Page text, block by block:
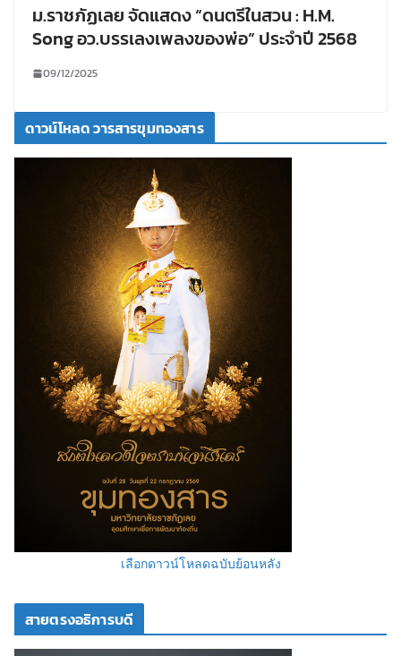
ม.ราชภัฏเลย จัดแสดง “ดนตรีในสวน : H.M.
Song อว.บรรเลงเพลงของพ่อ” ประจำปี 2568
09/12/2025
ดาวน์โหลด วารสารขุมทองสาร
เลือกดาวน์โหลดฉบับย้อนหลัง
สายตรงอธิการบดี